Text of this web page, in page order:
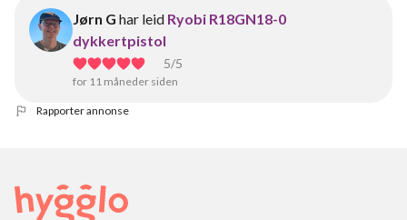
Jørn G har leid Ryobi R18GN18-0
dykkertpistol
5/5
for 11 måneder siden
Rapporter annonse